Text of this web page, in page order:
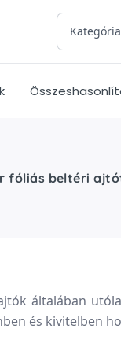
Kategória
fóliás beltéri
általában
és kivitelben